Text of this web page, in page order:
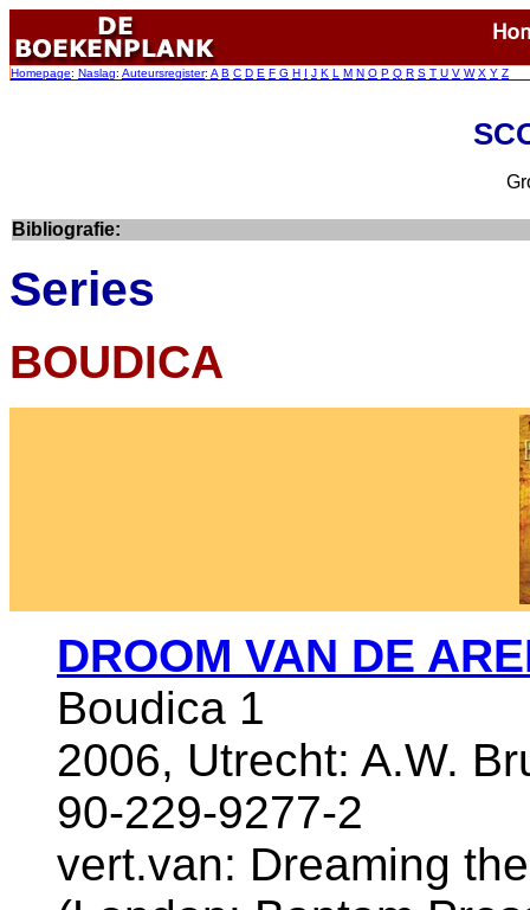
Homepage: Naslag: Auteursregister: A B C D E F G H I J K L M N O P Q R S T U V W X Y Z
Bibliografie:
Series
BOUDICA
DROOM VAN DE
Boudica 1
2006, Utrecht: A.W.
90-229-9277-2
vert.van: Dreaming